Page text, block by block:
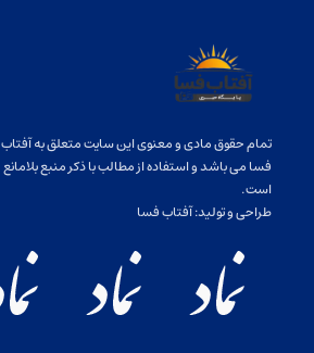
تمام حقوق مادی و معنوی این سایت متعلق به آفتاب
فسا می باشد و استفاده از مطالب با ذکر منبع بلامانع
است.
طراحی و تولید:آفتاب فسا